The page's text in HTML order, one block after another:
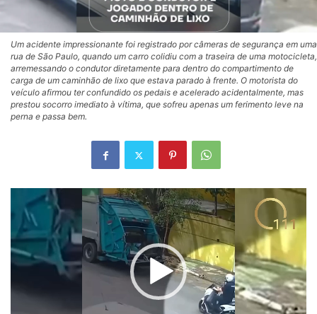
Um acidente impressionante foi registrado por câmeras de segurança em uma
rua de São Paulo, quando um carro colidiu com a traseira de uma motocicleta,
arremessando o condutor diretamente para dentro do compartimento de
carga de um caminhão de lixo que estava parado à frente. O motorista do
veículo afirmou ter confundido os pedais e acelerado acidentalmente, mas
prestou socorro imediato à vítima, que sofreu apenas um ferimento leve na
perna e passa bem.
Tocador
de
vídeo